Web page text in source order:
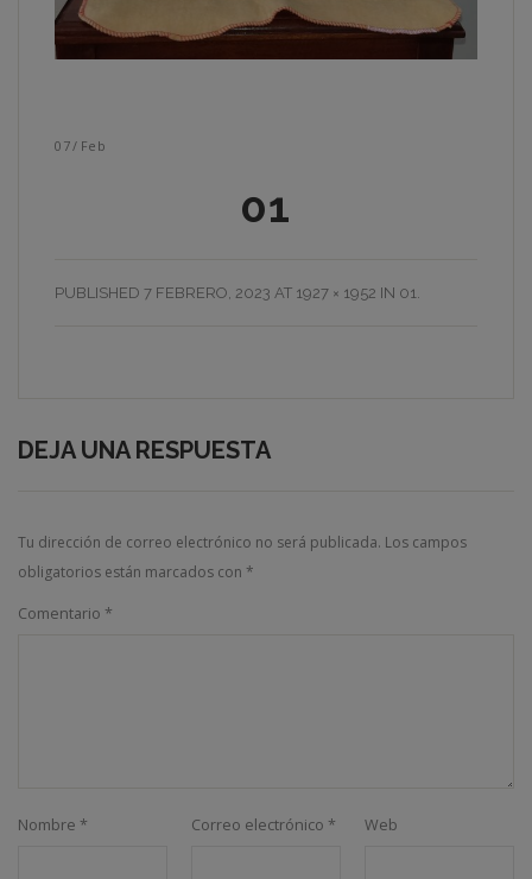
07/ Feb
01
PUBLISHED 7 FEBRERO, 2023 AT 1927 × 1952 IN 01.
DEJA UNA RESPUESTA
Tu dirección de correo electrónico no será publicada. Los campos
obligatorios están marcados con *
Comentario *
Nombre * Correo electrónico * Web